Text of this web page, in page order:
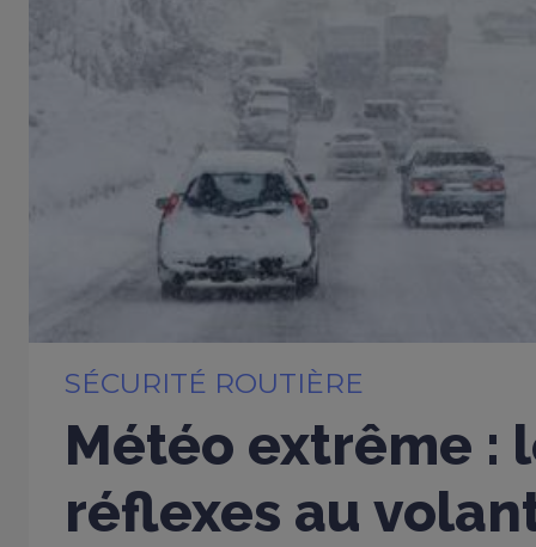
SÉCURITÉ ROUTIÈRE
Météo extrême :
réflexes au